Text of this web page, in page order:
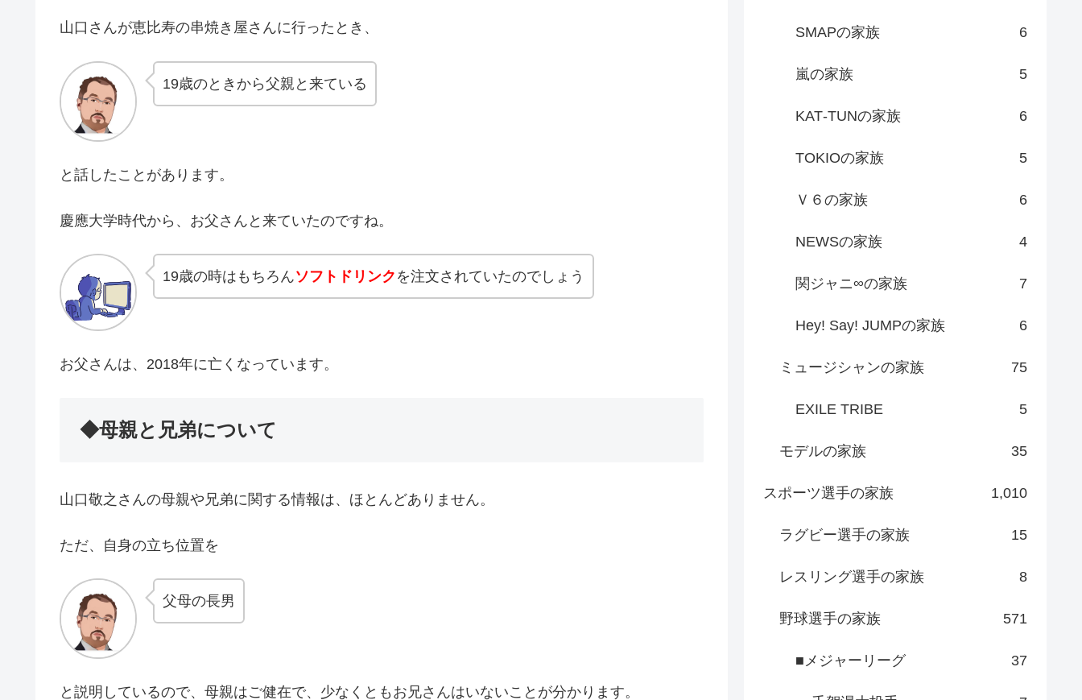
山口さんが恵比寿の串焼き屋さんに行ったとき、
19歳のときから父親と来ている
と話したことがあります。
慶應大学時代から、お父さんと来ていたのですね。
19歳の時はもちろんソフトドリンク を注文されていたのでしょう
お父さんは、2018年に亡くなっています。
◆母親と兄弟について
山口敬之さんの母親や兄弟に関する情報は、ほとんどありません。
ただ、自身の立ち位置を
父母の長男
と説明しているので、母親はご健在で、少なくともお兄さんはいないことが分かります。
SMAPの家族 6
嵐の家族 5
KAT‐TUNの家族 6
TOKIOの家族 5
Ｖ６の家族 6
NEWSの家族 4
関ジャニ∞の家族 7
Hey! Say! JUMPの家族 6
ミュージシャンの家族 75
EXILE TRIBE 5
モデルの家族 35
スポーツ選手の家族 1,010
ラグビー選手の家族 15
レスリング選手の家族 8
野球選手の家族 571
■メジャーリーグ 37